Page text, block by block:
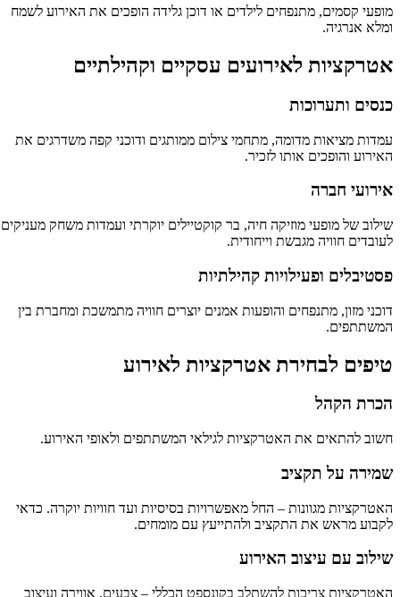
מופעי קסמים, מתנפחים לילדים או דוכן גלידה הופכים את האירוע לשמח
ומלא אנרגיה.
אטרקציות לאירועים עסקיים וקהילתיים
כנסים ותערוכות
עמדות מציאות מדומה, מתחמי צילום ממותגים ודוכני קפה משדרגים את
האירוע והופכים אותו לזכיר.
אירועי חברה
שילוב של מופעי מוזיקה חיה, בר קוקטיילים יוקרתי ועמדות משחק מעניקים
לעובדים חוויה מגבשת וייחודית.
פסטיבלים ופעילויות קהילתיות
דוכני מזון, מתנפחים והופעות אמנים יוצרים חוויה מתמשכת ומחברת בין
המשתתפים.
טיפים לבחירת אטרקציות לאירוע
הכרת הקהל
חשוב להתאים את האטרקציות לגילאי המשתתפים ולאופי האירוע.
שמירה על תקציב
האטרקציות מגוונות – החל מאפשרויות בסיסיות ועד חוויות יוקרה. כדאי
לקבוע מראש את התקציב ולהתייעץ עם מומחים.
שילוב עם עיצוב האירוע
האטרקציות צריכות להשתלב בקונספט הכללי – צבעים, אווירה ועיצוב